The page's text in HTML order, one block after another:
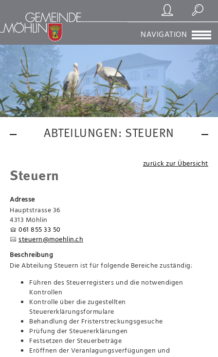
Registrierung/Login
Suchen
NAVIGATION
ABTEILUNGEN: STEUERN
zurück zur Übersicht
Steuern
Adresse
Hauptstrasse 36
4313 Möhlin
061 855 33 50
steuern@moehlin.ch
Beschreibung
Die Abteilung Steuern ist für folgende Bereiche zuständig:
Führen des Steuerregisters und die notwendigen
Kontrollen
Kontrolle über die zugestellten
Steuererklärungsformulare
Behandlung der Fristerstreckungsgesuche
Prüfung der Steuererklärungen
Festsetzen der Steuerbeträge
Eröffnen der Veranlagungsverfügungen und